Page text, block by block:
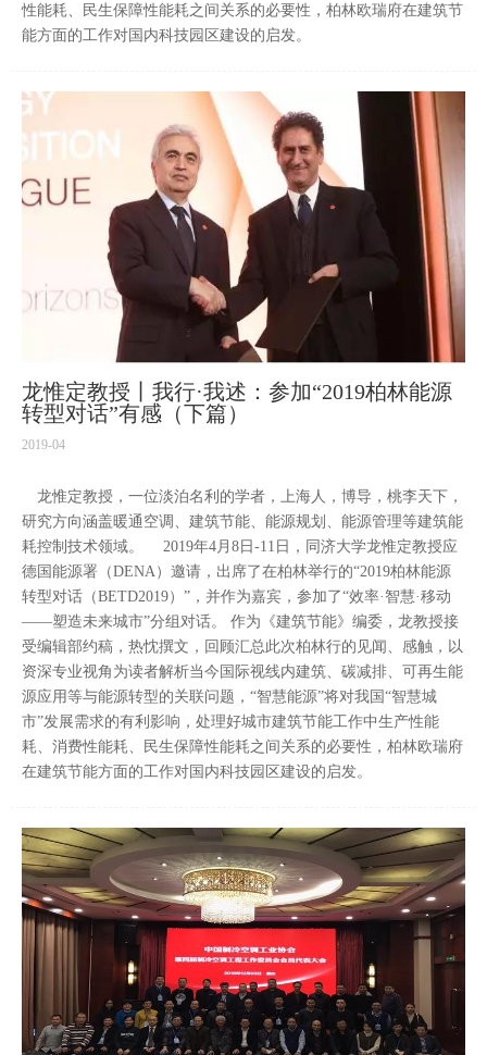
性能耗、民生保障性能耗之间关系的必要性，柏林欧瑞府在建筑节
能方面的工作对国内科技园区建设的启发。
龙惟定教授丨我行·我述：参加“2019柏林能源
转型对话”有感（下篇）
2019-04
龙惟定教授，一位淡泊名利的学者，上海人，博导，桃李天下，
研究方向涵盖暖通空调、建筑节能、能源规划、能源管理等建筑能
耗控制技术领域。 2019年4月8日-11日，同济大学龙惟定教授应
德国能源署（DENA）邀请，出席了在柏林举行的“2019柏林能源
转型对话（BETD2019）”，并作为嘉宾，参加了“效率·智慧·移动
——塑造未来城市”分组对话。 作为《建筑节能》编委，龙教授接
受编辑部约稿，热忱撰文，回顾汇总此次柏林行的见闻、感触，以
资深专业视角为读者解析当今国际视线内建筑、碳减排、可再生能
源应用等与能源转型的关联问题，“智慧能源”将对我国“智慧城
市”发展需求的有利影响，处理好城市建筑节能工作中生产性能
耗、消费性能耗、民生保障性能耗之间关系的必要性，柏林欧瑞府
在建筑节能方面的工作对国内科技园区建设的启发。